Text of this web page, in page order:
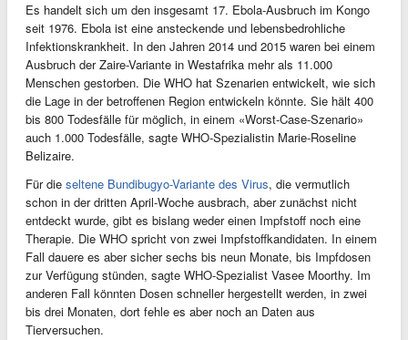
Es handelt sich um den insgesamt 17. Ebola-Ausbruch im Kongo
seit 1976. Ebola ist eine ansteckende und lebensbedrohliche
Infektionskrankheit. In den Jahren 2014 und 2015 waren bei einem
Ausbruch der Zaire-Variante in Westafrika mehr als 11.000
Menschen gestorben. Die WHO hat Szenarien entwickelt, wie sich
die Lage in der betroffenen Region entwickeln könnte. Sie hält 400
bis 800 Todesfälle für möglich, in einem «Worst-Case-Szenario»
auch 1.000 Todesfälle, sagte WHO-Spezialistin Marie‑Roseline
Belizaire.
Für die seltene Bundibugyo-Variante des Virus, die vermutlich
schon in der dritten April-Woche ausbrach, aber zunächst nicht
entdeckt wurde, gibt es bislang weder einen Impfstoff noch eine
Therapie. Die WHO spricht von zwei Impfstoffkandidaten. In einem
Fall dauere es aber sicher sechs bis neun Monate, bis Impfdosen
zur Verfügung stünden, sagte WHO-Spezialist Vasee Moorthy. Im
anderen Fall könnten Dosen schneller hergestellt werden, in zwei
bis drei Monaten, dort fehle es aber noch an Daten aus
Tierversuchen.